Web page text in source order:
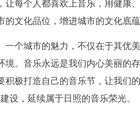
让每个人都喜欢上音乐，用健康
的文化品位，增进城市的文化底蕴
个城市的魅力，不仅在于其优美
境。音乐永远是我们内心美丽的
积极打造自己的音乐节，让我们
设，延续属于日照的音乐荣光。